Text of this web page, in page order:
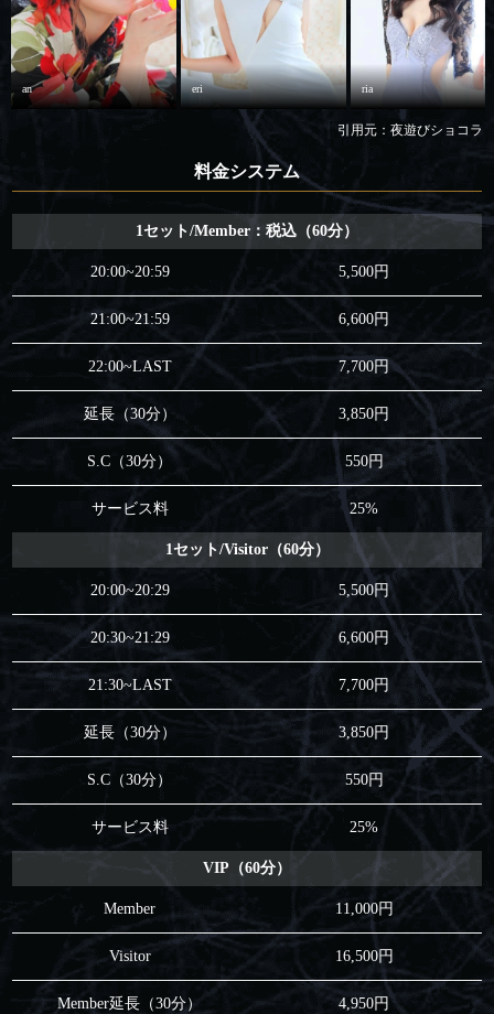
an eri ria
引用元：夜遊びショコラ
料金システム
1セット/Member：税込（60分）
20:00~20:59 5,500円
21:00~21:59 6,600円
22:00~LAST 7,700円
延長（30分） 3,850円
S.C（30分） 550円
サービス料 25%
1セット/Visitor（60分）
20:00~20:29 5,500円
20:30~21:29 6,600円
21:30~LAST 7,700円
延長（30分） 3,850円
S.C（30分） 550円
サービス料 25%
VIP（60分）
Member 11,000円
Visitor 16,500円
Member延長（30分） 4,950円